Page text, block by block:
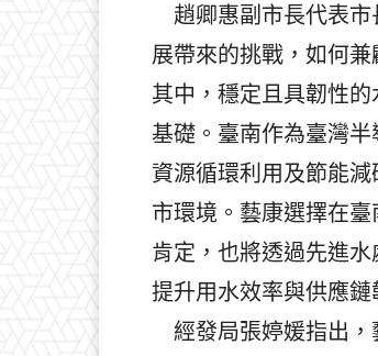
趙卿惠副市長代表市
展帶來的挑戰，如何
其中，穩定且具韌性
基礎。臺南作為臺灣
資源循環利用及節能
市環境。藝康選擇在
肯定，也將透過先進
提升用水效率與供應
經發局張婷媛指出，